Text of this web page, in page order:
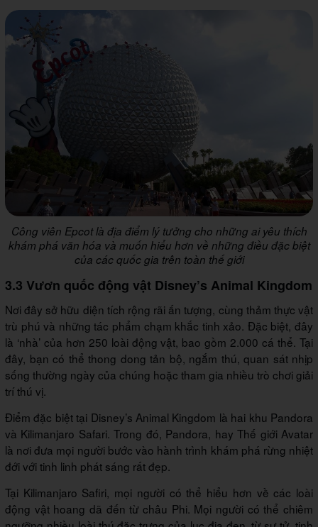
Công viên Epcot là địa điểm lý tưởng cho những ai yêu thích
khám phá văn hóa và muốn hiểu hơn về những điều đặc biệt
của các quốc gia trên toàn thế giới
3.3 Vươn quốc động vật Disney’s Animal Kingdom
Nơi đây sở hữu diện tích rộng rãi ấn tượng, cùng thảm thực vật
trù phú và những tác phẩm chạm khắc tinh xảo. Đặc biệt, đây
là ‘nhà’ của hơn 250 loài động vật, bao gồm 2.000 cá thể. Tại
đây, bạn có thể thong dong tản bộ, ngắm thú, quan sát nhịp
sống thường ngày của chúng hoặc tham gia nhiều trò chơi giải
trí thú vị.
Điểm đặc biệt tại Disney’s Animal Kingdom là hai khu Pandora
và Kilimanjaro Safari. Trong đó, Pandora, hay Thế giới Avatar
là nơi đưa mọi người bước vào hành trình khám phá rừng nhiệt
đới với tinh linh phát sáng rất đẹp.
Tại Kilimanjaro Safiri, mọi người có thể hiểu hơn về các loài
động vật hoang dã đến từ châu Phi. Mọi người có thể chiêm